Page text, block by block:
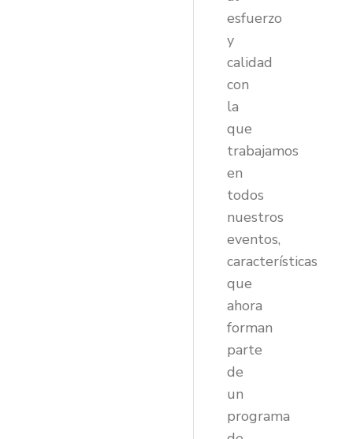
esfuerzo
y
calidad
con
la
que
trabajamos
en
todos
nuestros
eventos,
características
que
ahora
forman
parte
de
un
programa